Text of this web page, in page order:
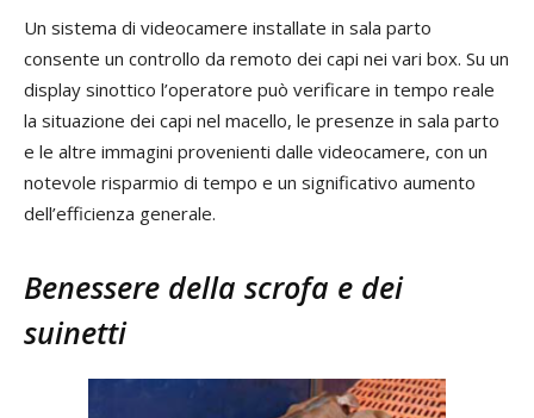
Un sistema di videocamere installate in sala parto
consente un controllo da remoto dei capi nei vari box. Su un
display sinottico l’operatore può verificare in tempo reale
la situazione dei capi nel macello, le presenze in sala parto
e le altre immagini provenienti dalle videocamere, con un
notevole risparmio di tempo e un significativo aumento
dell’efficienza generale.
Benessere della scrofa e dei
suinetti